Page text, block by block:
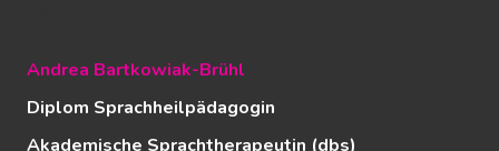
Andrea Bartkowiak-Brühl
Diplom Sprachheilpädagogin
Akademische Sprachtherapeutin (dbs)